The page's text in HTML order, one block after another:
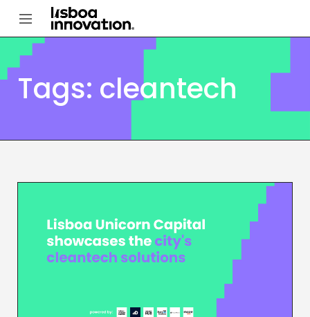
Tags: cleantech